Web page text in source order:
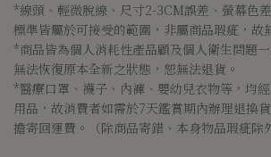
*線頭、輕微脫線、尺寸2-3CM誤差、螢幕色
標準皆屬於可接受的範圍，非屬商品瑕疵，故
*商品皆為個人消耗性產品顧及個人衛生問題
無法恢復原本全新之狀態，恕無法退貨。
*醫療口罩、襪子、內褲、嬰幼兒衣物等，均
用品，故消費者如需於7天鑑賞期內辦理退換
擔寄回運費。（除商品寄錯、本身物品瑕疵除